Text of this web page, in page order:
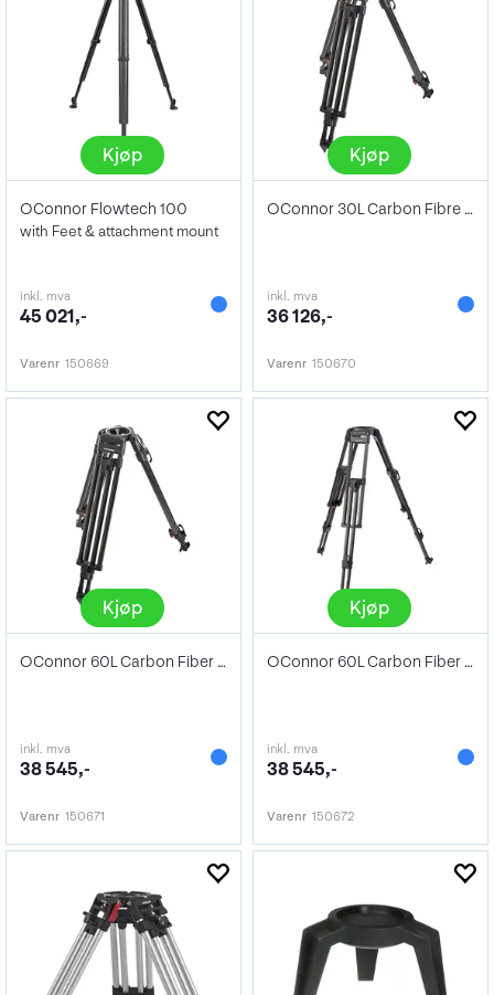
Kjøp
OConnor Flowtech 100
with Feet & attachment mount
inkl. mva
45 021,-
Varenr 150669
Kjøp
OConnor 30L Carbon Fibre Tripod
inkl. mva
36 126,-
Varenr 150670
Kjøp
OConnor 60L Carbon Fiber Tripod (150mm).
inkl. mva
38 545,-
Varenr 150671
Kjøp
OConnor 60L Carbon Fiber Tripod Mitchell
inkl. mva
38 545,-
Varenr 150672